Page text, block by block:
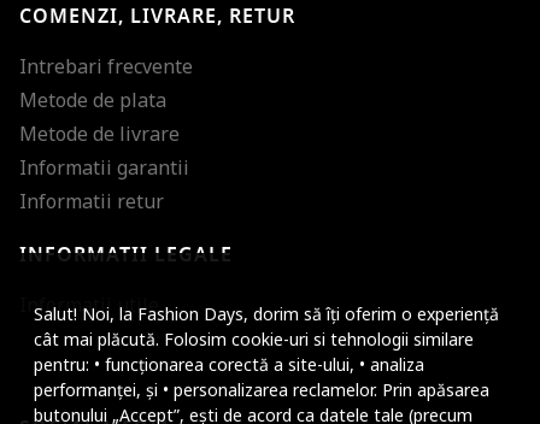
Salut! Noi, la Fashion Days, dorim să îți oferim o experiență
cât mai plăcută. Folosim cookie-uri si tehnologii similare
pentru: • funcționarea corectă a site-ului, • analiza
performanței, și • personalizarea reclamelor. Prin apăsarea
butonului „Accept”, ești de acord ca datele tale (precum
COMENZI, LIVRARE, RETUR
Intrebari frecvente
Metode de plata
Metode de livrare
Informatii garantii
Informatii retur
INFORMATII LEGALE
Informatii utile
Micsoreaza
Mareste spatierea